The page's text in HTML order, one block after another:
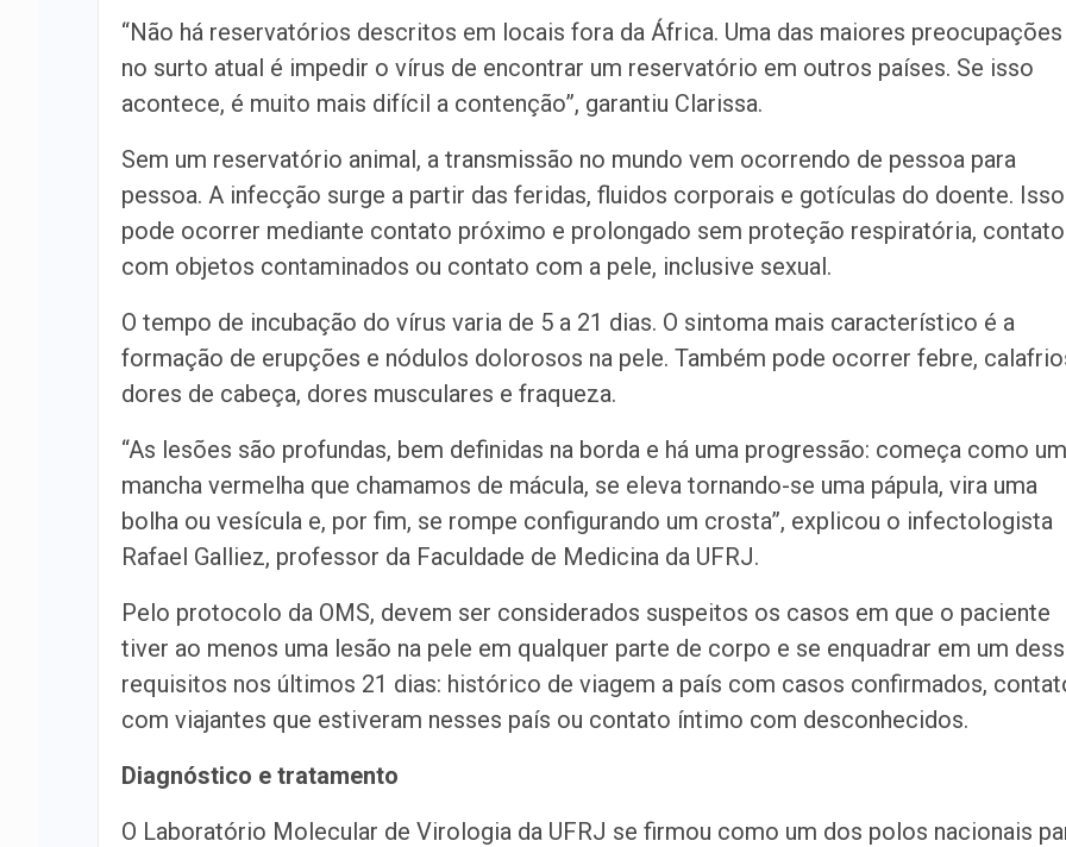
“Não há reservatórios descritos em locais fora da África. Uma das maiores preocupações
no surto atual é impedir o vírus de encontrar um reservatório em outros países. Se isso
acontece, é muito mais difícil a contenção”, garantiu Clarissa.
Sem um reservatório animal, a transmissão no mundo vem ocorrendo de pessoa para
pessoa. A infecção surge a partir das feridas, fluidos corporais e gotículas do doente. Isso
pode ocorrer mediante contato próximo e prolongado sem proteção respiratória, contato
com objetos contaminados ou contato com a pele, inclusive sexual.
O tempo de incubação do vírus varia de 5 a 21 dias. O sintoma mais característico é a
formação de erupções e nódulos dolorosos na pele. Também pode ocorrer febre,
dores de cabeça, dores musculares e fraqueza.
“As lesões são profundas, bem definidas na borda e há uma progressão: começa como
mancha vermelha que chamamos de mácula, se eleva tornando-se uma pápula, vira uma
bolha ou vesícula e, por fim, se rompe configurando um crosta”, explicou o infectologista
Rafael Galliez, professor da Faculdade de Medicina da UFRJ.
Pelo protocolo da OMS, devem ser considerados suspeitos os casos em que o paciente
tiver ao menos uma lesão na pele em qualquer parte de corpo e se enquadrar em um
requisitos nos últimos 21 dias: histórico de viagem a país com casos confirmados,
com viajantes que estiveram nesses país ou contato íntimo com desconhecidos.
Diagnóstico e tratamento
O Laboratório Molecular de Virologia da UFRJ se firmou como um dos polos nacionais